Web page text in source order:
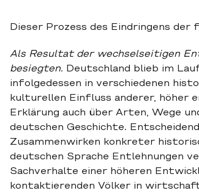
Dieser Prozess des Eindringens
Als Resultat der wechselseitigen
besiegten.
Deutschland blieb im
infolgedessen in verschiedenen
kulturellen Einfluss anderer, höher
Erklärung auch über Arten, Wege
deutschen Geschichte.
Zusammenwirken konkreter
deutschen Sprache Entlehnungen
Sachverhalte einer höheren
kontaktierenden Völker in